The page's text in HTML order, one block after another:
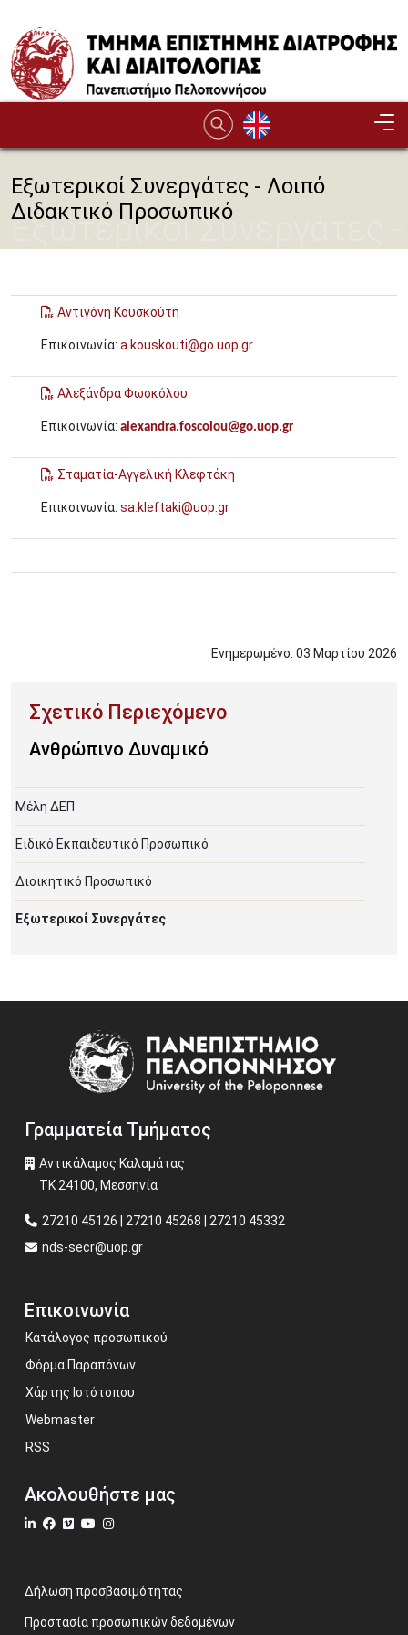
Εξωτερικοί Συνεργάτες - Λοιπό
Διδακτικό Προσωπικό
Εξωτερικοί Συνεργάτες -
Προσωπικό
Αντιγόνη Κουσκούτη
Επικοινωνία: a.kouskouti@go.uop.gr
Αλεξάνδρα Φωσκόλου
Επικοινωνία: alexandra.foscolou@go.uop.gr
Σταματία-Αγγελική Κλεφτάκη
Επικοινωνία: sa.kleftaki@uop.gr
Ενημερωμένο: 03 Μαρτίου 2026
Ανθρώπινο Δυναμικό
Μέλη ΔΕΠ
Ειδικό Εκπαιδευτικό Προσωπικό
Διοικητικό Προσωπικό
Εξωτερικοί Συνεργάτες
Γραμματεία Τμήματος
Αντικάλαμος Καλαμάτας
ΤΚ 24100, Μεσσηνία
27210 45126 | 27210 45268 | 27210 45332
nds-secr@uop.gr
Επικοινωνία
Κατάλογος προσωπικού
Φόρμα Παραπόνων
Χάρτης Ιστότοπου
Webmaster
RSS
Ακολουθήστε μας
Δήλωση προσβασιμότητας
Προστασία προσωπικών δεδομένων